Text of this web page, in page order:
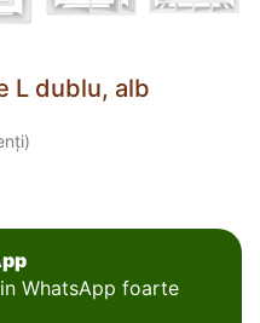
L dublu, alb
WhatsApp foarte